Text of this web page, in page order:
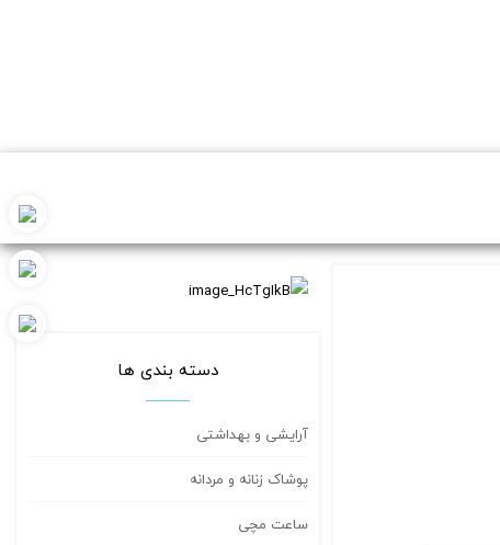
دسته بندی ها
آرایشی و بهداشتی
پوشاک زنانه و مردانه
ساعت مچی